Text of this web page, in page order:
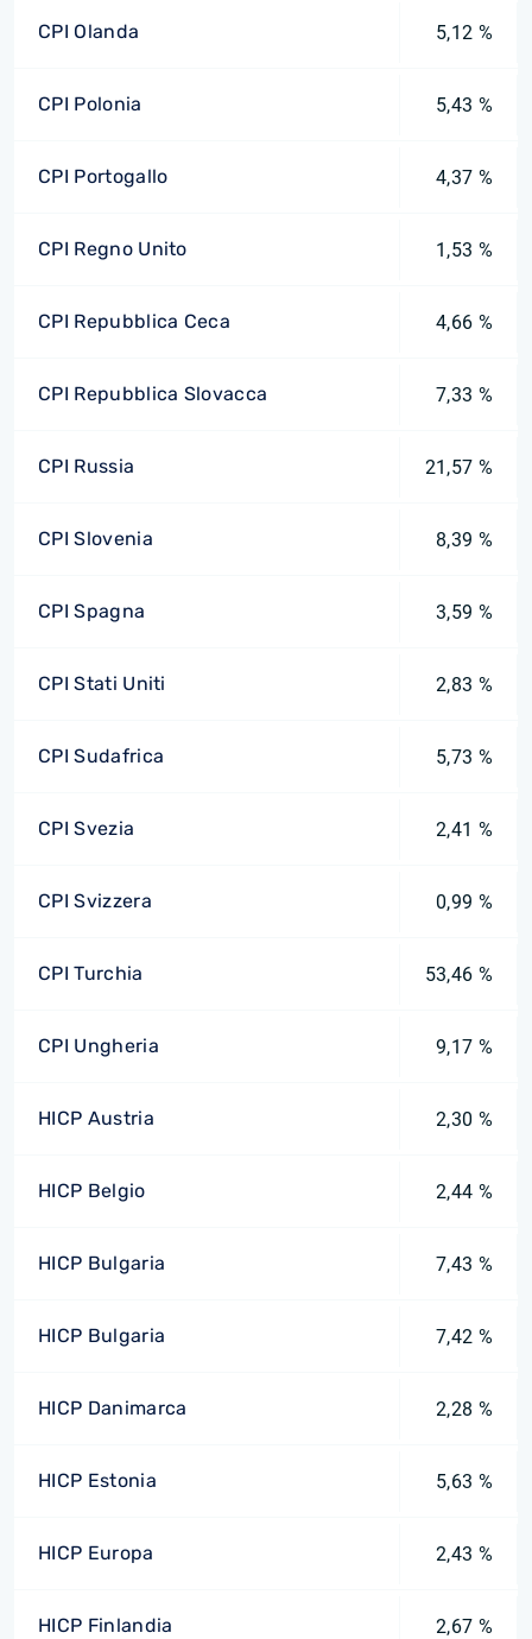
CPI Olanda 5,12 %
CPI Polonia 5,43 %
CPI Portogallo 4,37 %
CPI Regno Unito 1,53 %
CPI Repubblica Ceca 4,66 %
CPI Repubblica Slovacca 7,33 %
CPI Russia 21,57 %
CPI Slovenia 8,39 %
CPI Spagna 3,59 %
CPI Stati Uniti 2,83 %
CPI Sudafrica 5,73 %
CPI Svezia 2,41 %
CPI Svizzera 0,99 %
CPI Turchia 53,46 %
CPI Ungheria 9,17 %
HICP Austria 2,30 %
HICP Belgio 2,44 %
HICP Bulgaria 7,43 %
HICP Bulgaria 7,42 %
HICP Danimarca 2,28 %
HICP Estonia 5,63 %
HICP Europa 2,43 %
HICP Finlandia 2,67 %